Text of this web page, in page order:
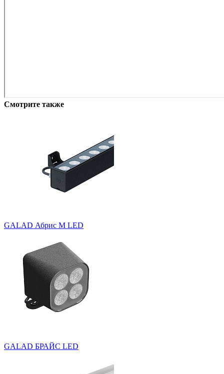
Смотрите также
GALAD Абрис M LED
GALAD БРАЙС LED